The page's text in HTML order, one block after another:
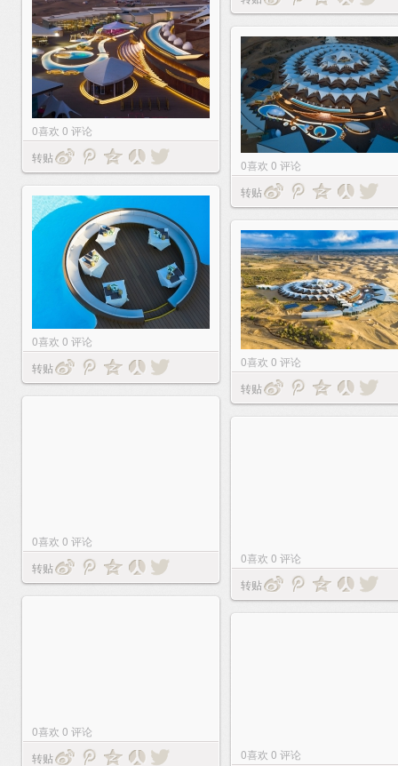
0喜欢 0 评论
转贴
0喜欢 0 评论
转贴
0喜欢 0 评论
转贴
0喜欢 0 评论
转贴
0喜欢 0 评论
转贴
0喜欢 0 评论
转贴
0喜欢 0 评论
转贴
0喜欢 0 评论